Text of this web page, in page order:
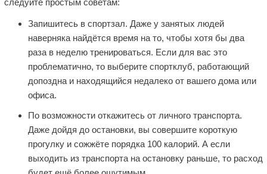
Запишитесь в спортзал. Даже у занятых людей
наверняка найдётся время на то, чтобы хотя бы два
раза в неделю тренироваться. Если для вас это
проблематично, то выберите спортклуб, работающий
допоздна и находящийся недалеко от вашего дома или
офиса.
По возможности откажитесь от личного транспорта.
Даже дойдя до остановки, вы совершите короткую
прогулку и сожжёте порядка 100 калорий. А если
выходить из транспорта на остановку раньше, то расход